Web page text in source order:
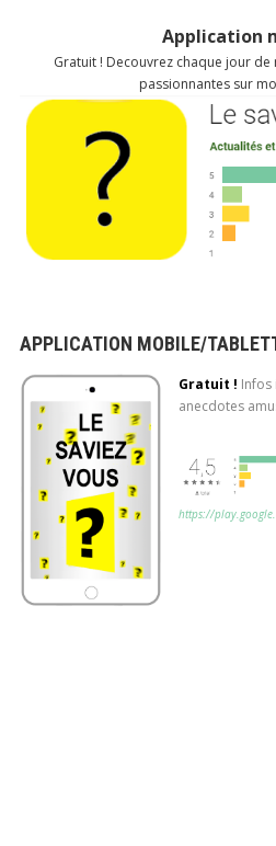
Application
Gratuit ! Decouvrez chaque jour
passionnantes sur
APPLICATION MOBILE/
Gratuit ! Infos
anecdotes
https://